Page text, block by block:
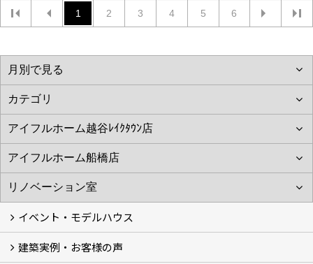
1 2 3 4 5 6
イベント・モデルハウス
イベント
モデルハウス見学
建築実例・お客様の声